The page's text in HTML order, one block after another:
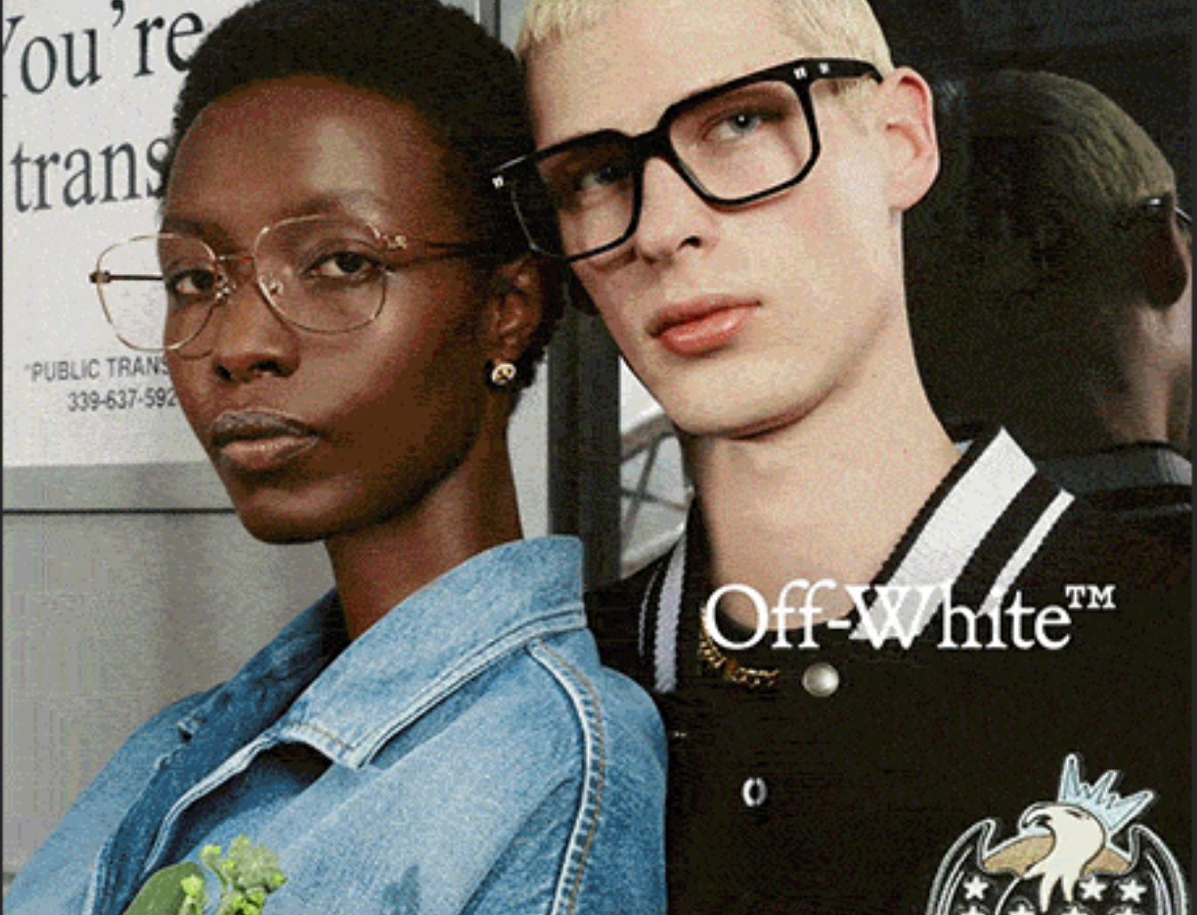
OZIERI, IL RIO MANNU RIENTRA NELL’ALVEO DOPO
L’ESONDAZIONE DI IERI. SI CONTANO I DANNI
16 Febbraio 2026, 13:25
Cerca
Cerca
Facebook
Threads
Instagram
X YouTube